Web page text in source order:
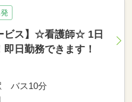
ビス】☆看護師☆ 1日
日勤務できます！
バス10分